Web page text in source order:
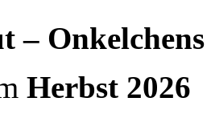
–
Herbst 2026